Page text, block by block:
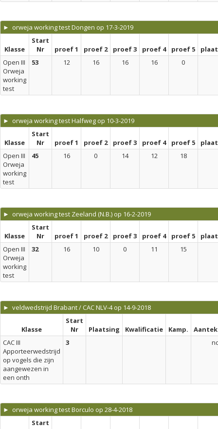
► orweja working test Dongen op 17-3-2019
Klasse
Start
Nr
proef 1 proef 2 proef 3 proef 4 proef 5
Open III
Orweja
working
test
53 12 16 16 16 0
► orweja working test Halfweg op 10-3-2019
Klasse
Start
Nr
proef 1 proef 2 proef 3 proef 4 proef 5
Open III
Orweja
working
test
45 16 0 14 12 18
► orweja working test Zeeland (N.B.) op 16-2-2019
Klasse
Start
Nr
proef 1 proef 2 proef 3 proef 4 proef 5
Open III
Orweja
working
test
32 16 10 0 11 15
► veldwedstrijd Brabant / CAC NLV-4 op 14-9-2018
Klasse
Start
Nr
Plaatsing Kwalificatie Kamp.
CAC III
Apporteerwedstrijd
op vogels die zijn
aangewezen in
een onth
3 nc
► orweja working test Borculo op 28-4-2018
Start